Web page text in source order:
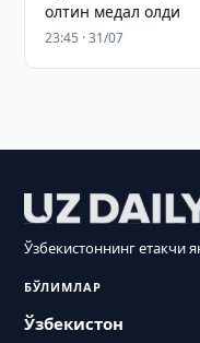
олтин медал олди
23:45 · 31/07
Ўзбекистоннинг етакчи
БЎЛИМЛАР
Ўзбекистон